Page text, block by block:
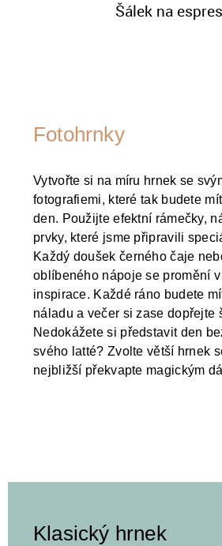
Šálek na
Fotohrnky
Vytvořte si na míru hrnek se
fotografiemi, které tak budete
den. Použijte efektní rámečky,
prvky, které jsme připravili
Každý doušek černého čaje
oblíbeného nápoje se promění
inspirace. Každé ráno budete
náladu a večer si zase dopřejte
Nedokážete si představit den
svého latté? Zvolte větší hrnek
nejbližší překvapte magickým
Klasický hrnek